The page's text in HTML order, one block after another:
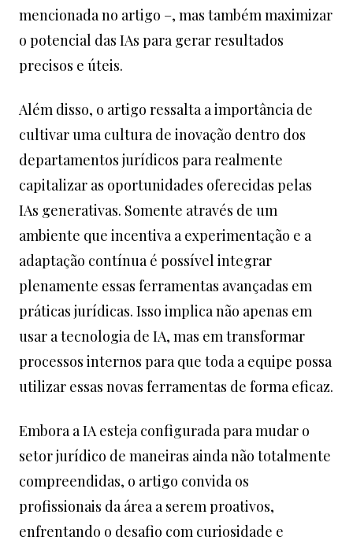
mencionada no artigo –, mas também maximizar
o potencial das IAs para gerar resultados
precisos e úteis.
Além disso, o artigo ressalta a importância de
cultivar uma cultura de inovação dentro dos
departamentos jurídicos para realmente
capitalizar as oportunidades oferecidas pelas
IAs generativas. Somente através de um
ambiente que incentiva a experimentação e a
adaptação contínua é possível integrar
plenamente essas ferramentas avançadas em
práticas jurídicas. Isso implica não apenas em
usar a tecnologia de IA, mas em transformar
processos internos para que toda a equipe possa
utilizar essas novas ferramentas de forma eficaz.
Embora a IA esteja configurada para mudar o
setor jurídico de maneiras ainda não totalmente
compreendidas, o artigo convida os
profissionais da área a serem proativos,
enfrentando o desafio com curiosidade e